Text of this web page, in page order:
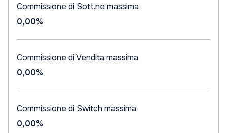
Commissione di Sott.ne massima
0,00%
Commissione di Vendita massima
0,00%
Commissione di Switch massima
0,00%